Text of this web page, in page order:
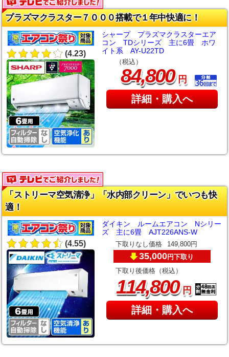
プラズマクラスター７０００搭載で１年中快適に！
(4.23)
シャープ プラズマクラスターエア
コン TDシリーズ 主に6畳 ホワ
イト系 AY-U22TD
（税込）
84,800円
詳細・購入へ
「ストリーマ空気清浄」「水内部クリーン」でいつも快
適！
(4.55)
ダイキン ルームエアコン Nシリー
ズ 主に6畳 AJT226ANS-W
下取りなし価格 149,800円
35,000円下取り
下取り後価格（税込）
114,800円
詳細・購入へ